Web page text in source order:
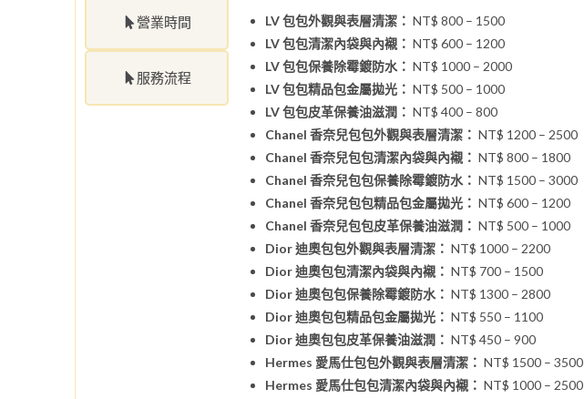
營業時間
服務流程
LV 包包外觀與表層清潔： NT$ 800 – 1500
LV 包包清潔內袋與內襯： NT$ 600 – 1200
LV 包包保養除霉鍍防水： NT$ 1000 – 2000
LV 包包精品包金屬拋光： NT$ 500 – 1000
LV 包包皮革保養油滋潤： NT$ 400 – 800
Chanel 香奈兒包包外觀與表層清潔： NT$ 1200 – 2500
Chanel 香奈兒包包清潔內袋與內襯： NT$ 800 – 1800
Chanel 香奈兒包包保養除霉鍍防水： NT$ 1500 – 3000
Chanel 香奈兒包包精品包金屬拋光： NT$ 600 – 1200
Chanel 香奈兒包包皮革保養油滋潤： NT$ 500 – 1000
Dior 迪奧包包外觀與表層清潔： NT$ 1000 – 2200
Dior 迪奧包包清潔內袋與內襯： NT$ 700 – 1500
Dior 迪奧包包保養除霉鍍防水： NT$ 1300 – 2800
Dior 迪奧包包精品包金屬拋光： NT$ 550 – 1100
Dior 迪奧包包皮革保養油滋潤： NT$ 450 – 900
Hermes 愛馬仕包包外觀與表層清潔： NT$ 1500 – 3500
Hermes 愛馬仕包包清潔內袋與內襯： NT$ 1000 – 2500